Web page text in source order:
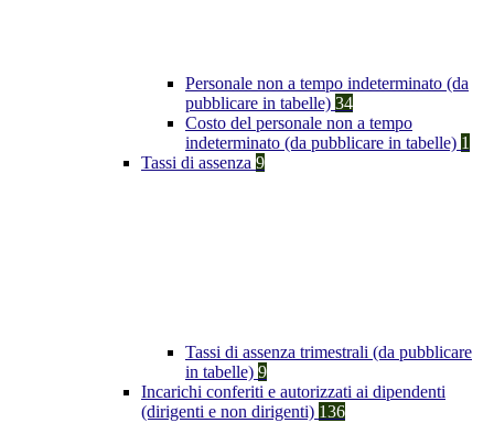
Personale non a tempo indeterminato (da
pubblicare in tabelle) 34
Costo del personale non a tempo
indeterminato (da pubblicare in tabelle) 1
Tassi di assenza 9
Tassi di assenza trimestrali (da pubblicare
in tabelle) 9
Incarichi conferiti e autorizzati ai dipendenti
(dirigenti e non dirigenti) 136